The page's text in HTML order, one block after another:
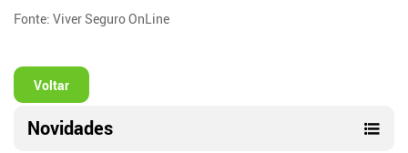
Fonte: Viver Seguro OnLine
Voltar
Novidades